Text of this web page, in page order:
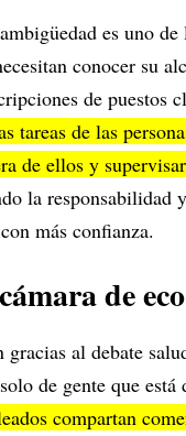
es uno
conocer su
de puestos
tareas de las
de ellos y
la responsabilidad
más confianza.
de eco
gracias al debate
de gente que
compartan